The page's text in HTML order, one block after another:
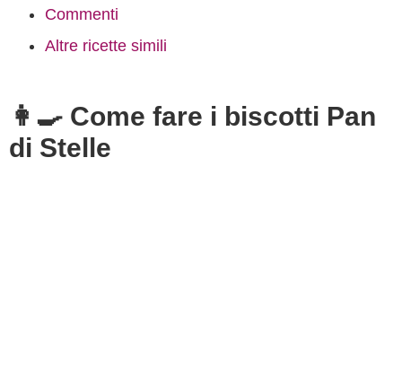
Commenti
Altre ricette simili
👩‍🍳 Come fare i biscotti Pan
di Stelle